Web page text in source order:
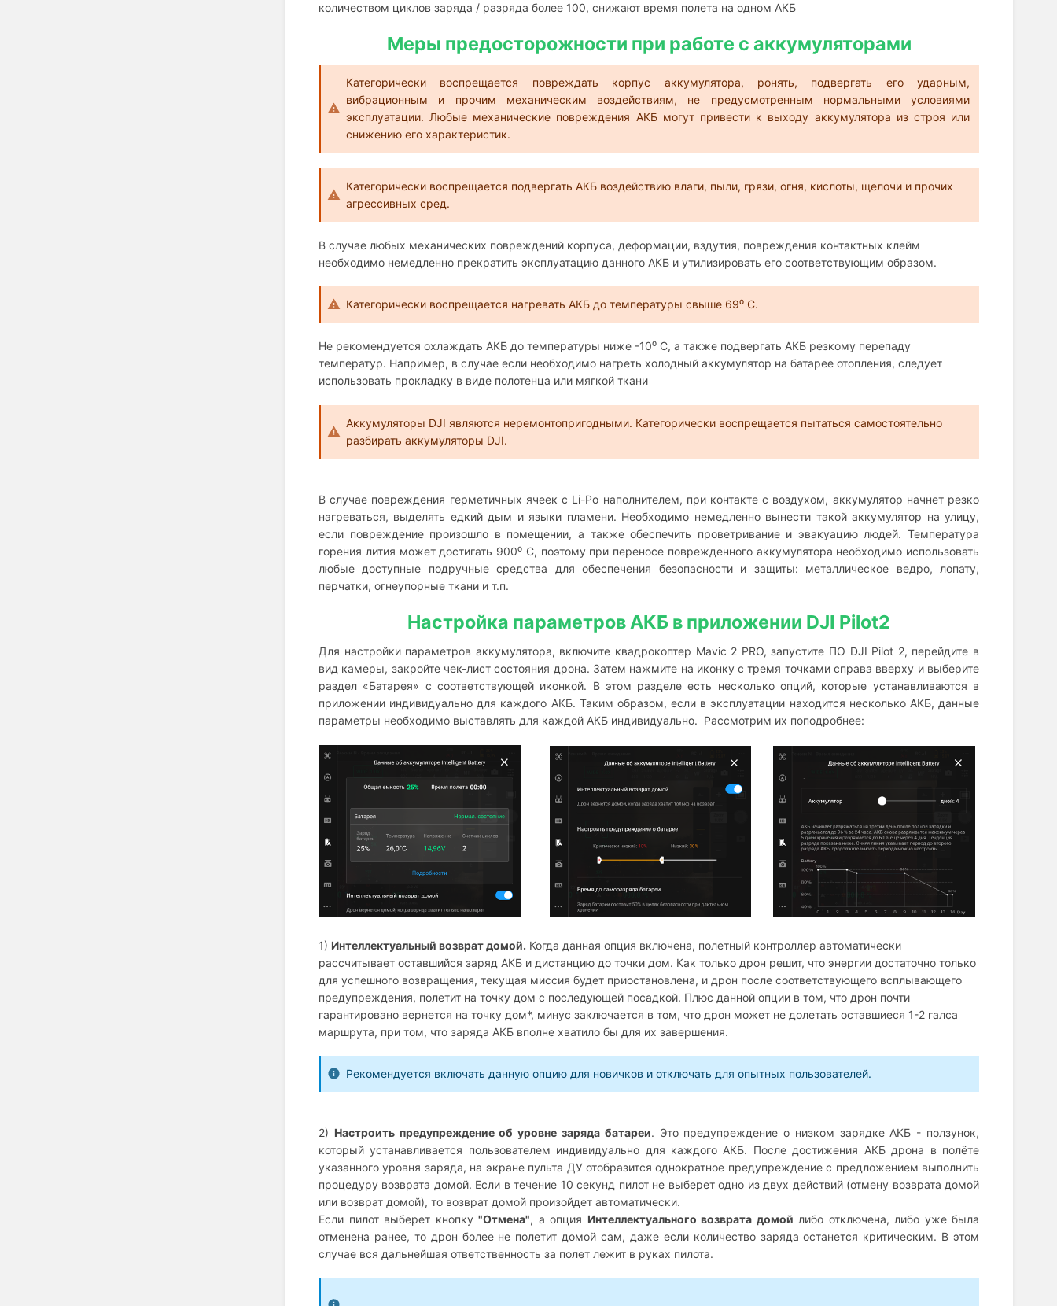
количеством циклов заряда / разряда более 100, снижают время полета на одном АКБ
Меры предосторожности при работе с аккумуляторами
Категорически воспрещается повреждать корпус аккумулятора, ронять, подвергать его ударным,
вибрационным и прочим механическим воздействиям, не предусмотренным нормальными условиями
эксплуатации. Любые механические повреждения АКБ могут привести к выходу аккумулятора из строя или
снижению его характеристик.
Категорически воспрещается подвергать АКБ воздействию влаги, пыли, грязи, огня, кислоты, щелочи и прочих
агрессивных сред.
В случае любых механических повреждений корпуса, деформации, вздутия, повреждения контактных клейм
необходимо немедленно прекратить эксплуатацию данного АКБ и утилизировать его соответствующим образом.
Категорически воспрещается нагревать АКБ до температуры свыше 69⁰ С.
Не рекомендуется охлаждать АКБ до температуры ниже -10⁰ С, а также подвергать АКБ резкому перепаду
температур. Например, в случае если необходимо нагреть холодный аккумулятор на батарее отопления, следует
использовать прокладку в виде полотенца или мягкой ткани
Аккумуляторы DJI являются неремонтопригодными. Категорически воспрещается пытаться самостоятельно
разбирать аккумуляторы DJI.
В случае повреждения герметичных ячеек с Li-Po наполнителем, при контакте с воздухом, аккумулятор начнет резко
нагреваться, выделять едкий дым и языки пламени. Необходимо немедленно вынести такой аккумулятор на улицу,
если повреждение произошло в помещении, а также обеспечить проветривание и эвакуацию людей. Температура
горения лития может достигать 900⁰ С, поэтому при переносе поврежденного аккумулятора необходимо использовать
любые доступные подручные средства для обеспечения безопасности и защиты: металлическое ведро, лопату,
перчатки, огнеупорные ткани и т.п.
Настройка параметров АКБ в приложении DJI Pilot2
Для настройки параметров аккумулятора, включите квадрокоптер Mavic 2 PRO, запустите ПО DJI Pilot 2, перейдите в
вид камеры, закройте чек-лист состояния дрона. Затем нажмите на иконку с тремя точками справа вверху и выберите
раздел «Батарея» с соответствующей иконкой. В этом разделе есть несколько опций, которые устанавливаются в
приложении индивидуально для каждого АКБ. Таким образом, если в эксплуатации находится несколько АКБ, данные
параметры необходимо выставлять для каждой АКБ индивидуально. Рассмотрим их поподробнее:
1) Интеллектуальный возврат домой. Когда данная опция включена, полетный контроллер автоматически
рассчитывает оставшийся заряд АКБ и дистанцию до точки дом. Как только дрон решит, что энергии достаточно только
для успешного возвращения, текущая миссия будет приостановлена, и дрон после соответствующего всплывающего
предупреждения, полетит на точку дом с последующей посадкой. Плюс данной опции в том, что дрон почти
гарантировано вернется на точку дом*, минус заключается в том, что дрон может не долетать оставшиеся 1-2 галса
маршрута, при том, что заряда АКБ вполне хватило бы для их завершения.
Рекомендуется включать данную опцию для новичков и отключать для опытных пользователей.
2) Настроить предупреждение об уровне заряда батареи. Это предупреждение о низком зарядке АКБ - ползунок,
который устанавливается пользователем индивидуально для каждого АКБ. После достижения АКБ дрона в полёте
указанного уровня заряда, на экране пульта ДУ отобразится однократное предупреждение с предложением выполнить
процедуру возврата домой. Если в течение 10 секунд пилот не выберет одно из двух действий (отмену возврата домой
или возврат домой), то возврат домой произойдет автоматически.
Если пилот выберет кнопку "Отмена", а опция Интеллектуального возврата домой либо отключена, либо уже была
отменена ранее, то дрон более не полетит домой сам, даже если количество заряда останется критическим. В этом
случае вся дальнейшая ответственность за полет лежит в руках пилота.